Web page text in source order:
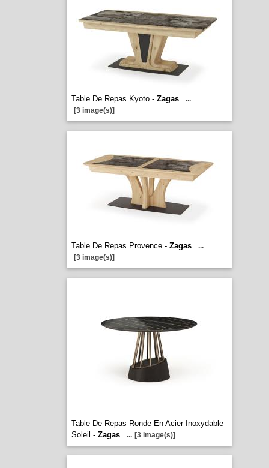
Table De Repas Kyoto - Zagas
...
[3 image(s)]
Table De Repas Provence - Zagas
...
[3 image(s)]
Table De Repas Ronde En Acier Inoxydable
Soleil - Zagas ... [3 image(s)]